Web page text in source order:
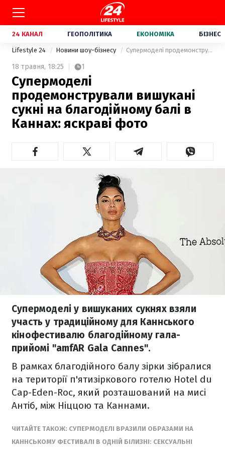
24 КАНАЛ ГЕОПОЛІТИКА ЕКОНОМІКА БІЗНЕС
Lifestyle 24 Новини шоу-бізнесу Супермоделі продемонстрували вишукані сукні на благодійному балі в Каннах: яскраві фото
18 травня, 18:25 1
Супермоделі
продемонстрували вишукані
сукні на благодійному балі в
Каннах: яскраві фото
Супермоделі у вишуканих сукнях взяли
участь у традиційному для Каннського
кінофестивалю благодійному гала-
прийомі "amfAR Gala Cannes".
В рамках благодійного балу зірки зібралися
на території п'ятизіркового готелю Hotel du
Cap-Eden-Roc, який розташований на мисі
Антіб, між Ніццою та Каннами.
ЧИТАЙТЕ ТАКОЖ: СУПЕРМОДЕЛІ ВРАЗИЛИ ОБРАЗАМИ НА
КАННСЬКОМУ ФЕСТИВАЛІ В ОДНІЙ БІЛИЗНІ: СЕКСУАЛЬНІ